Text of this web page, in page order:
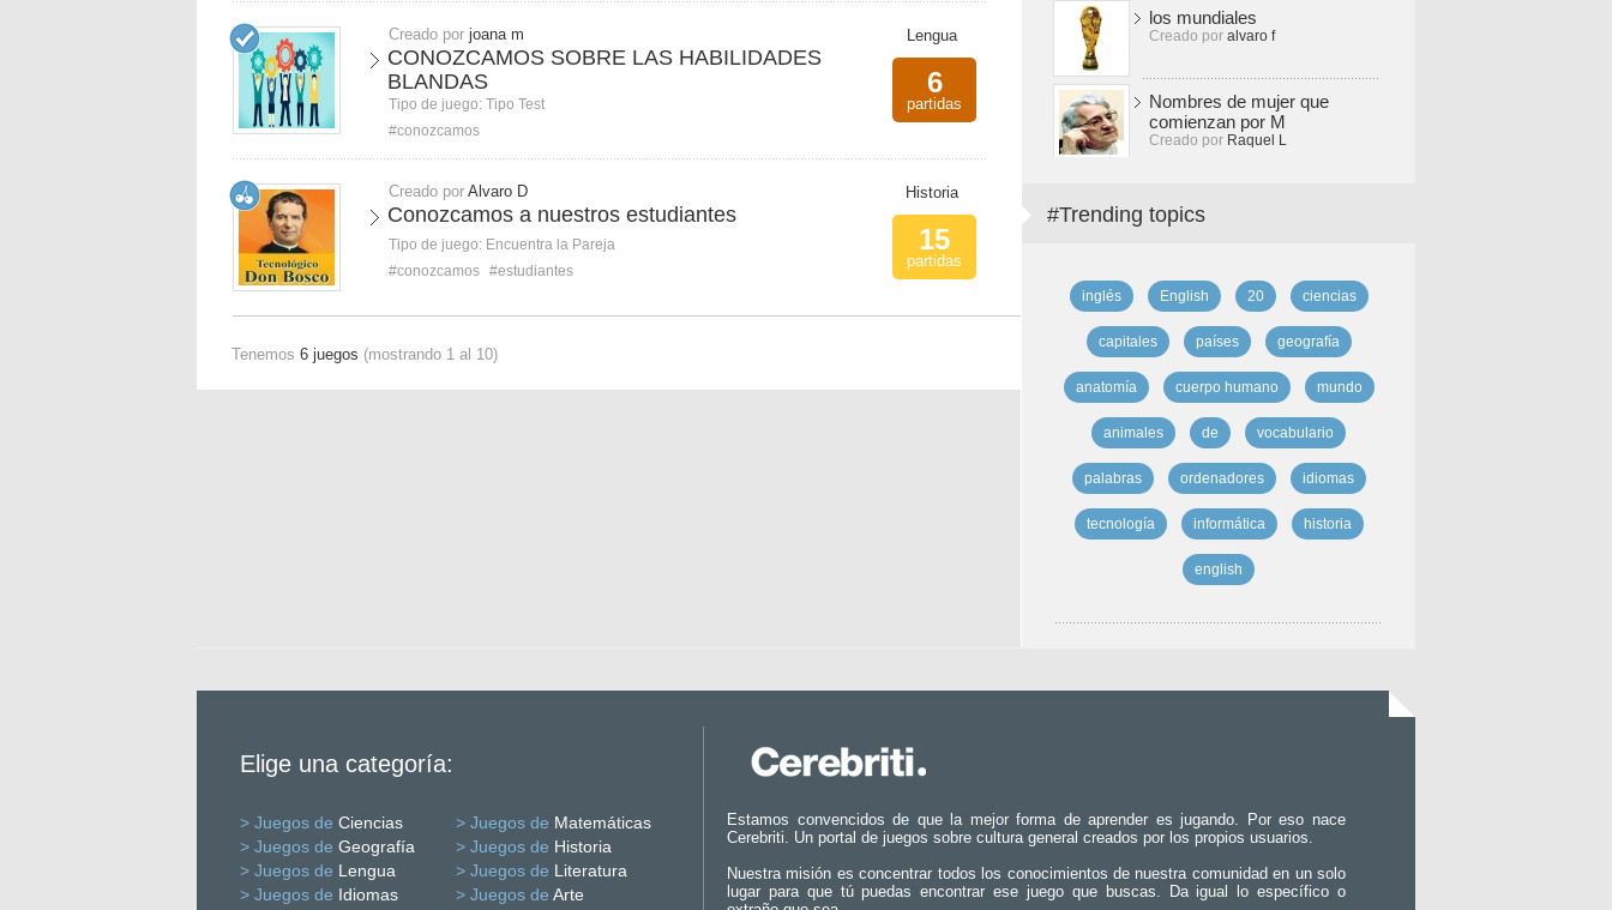
Creado por joana m
CONOZCAMOS SOBRE LAS HABILIDADES
BLANDAS
Tipo de juego: Tipo Test
#conozcamos
Lengua
6
partidas
Creado por Alvaro D
Conozcamos a nuestros estudiantes
Tipo de juego: Encuentra la Pareja
#conozcamos #estudiantes
Historia
15
partidas
Tenemos 6 juegos (mostrando 1 al 10)
los mundiales
Creado por alvaro f
Nombres de mujer que
comienzan por M
Creado por Raquel L
#Trending topics
inglés English 20 ciencias
capitales países geografía
anatomía cuerpo humano mundo
animales de vocabulario
palabras ordenadores idiomas
tecnología informática historia
english
Elige una categoría:
> Juegos de Ciencias > Juegos de Matemáticas
> Juegos de Geografía > Juegos de Historia
> Juegos de Lengua > Juegos de Literatura
> Juegos de Idiomas > Juegos de Arte
Estamos convencidos de que la mejor forma de aprender es jugando. Por eso nace
Cerebriti. Un portal de juegos sobre cultura general creados por los propios usuarios.
Nuestra misión es concentrar todos los conocimientos de nuestra comunidad en un solo
lugar para que tú puedas encontrar ese juego que buscas. Da igual lo específico o